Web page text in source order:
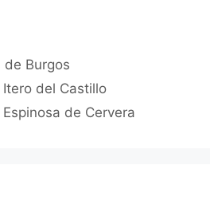
de Burgos
del Castillo
de Cervera